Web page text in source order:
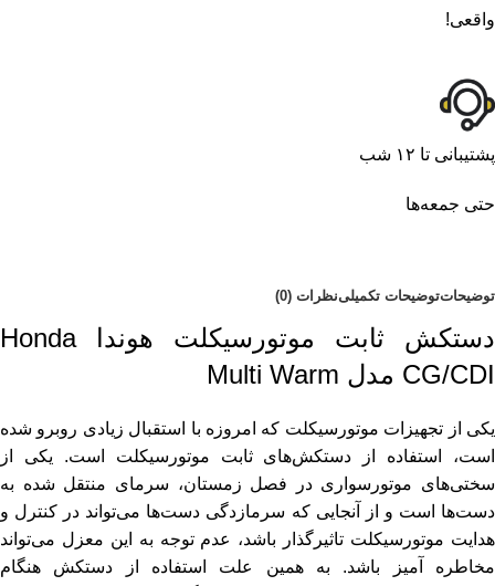
واقعی!
پشتیبانی تا ۱۲ شب
حتی جمعه‌ها
توضیحاتتوضیحات تکمیلینظرات (0)
دستکش ثابت موتورسیکلت هوندا Honda
CG/CDI مدل Multi Warm
یکی از تجهیزات موتورسیکلت که امروزه با استقبال زیادی روبرو شده
است، استفاده از دستکش‌های ثابت موتورسیکلت است. یکی از
سختی‌های موتورسواری در فصل زمستان، سرمای منتقل شده به
دست‌ها است و از آنجایی که سرمازدگی دست‌ها می‌تواند در کنترل و
هدایت موتورسیکلت تاثیرگذار باشد، عدم توجه به این معزل می‌تواند
مخاطره آمیز باشد. به همین علت استفاده از دستکش هنگام